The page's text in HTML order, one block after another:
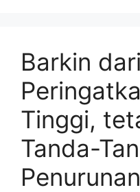
Barkin
Tinggi,
Tanda-
Penurunan